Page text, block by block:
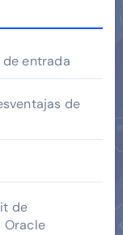
de entrada
de
de
Oracle